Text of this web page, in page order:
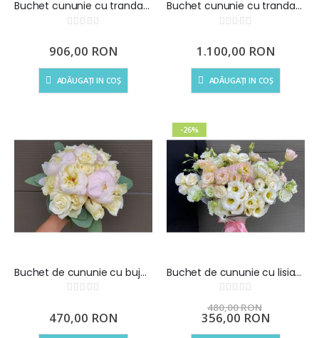
Buchet cununie cu trandafiri minitrandafiri si frezii
Rating:
906,00 RON
ADĂUGAȚI IN COȘ
Buchet cununie cu trandafiri frezii si lisianthus
Rating:
1.100,00 RON
ADĂUGAȚI IN COȘ
Buchet de cununie cu bujori si trandafiri
Rating:
470,00 RON
-26%
Buchet de cununie cu lisianthus
Rating:
480,00 RON
Preț
special
356,00 RON